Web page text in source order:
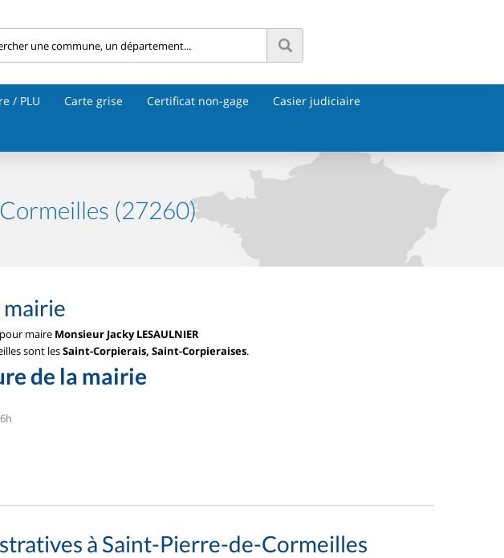
/ PLU Carte grise Certificat non-gage Casier judiciaire
(27260)
maire Monsieur Jacky LESAULNIER
sont lesSaint-Corpierais, Saint-Corpieraises.
de la mairie
à Saint-Pierre-de-Cormeilles